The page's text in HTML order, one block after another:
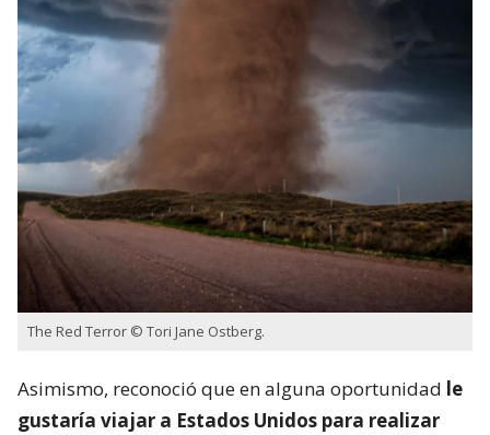
The Red Terror © Tori Jane Ostberg.
Asimismo, reconoció que en alguna oportunidad le
gustaría viajar a Estados Unidos para realizar